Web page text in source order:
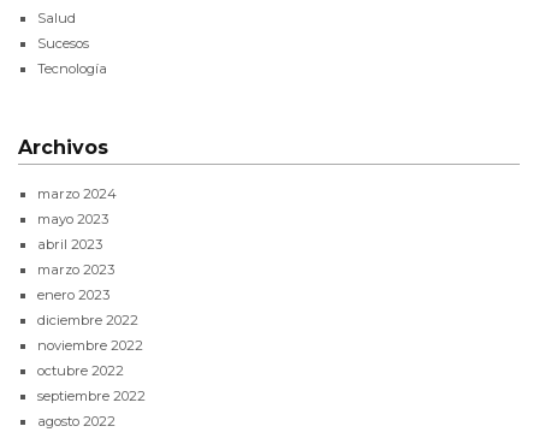
Salud
Sucesos
Tecnología
Archivos
marzo 2024
mayo 2023
abril 2023
marzo 2023
enero 2023
diciembre 2022
noviembre 2022
octubre 2022
septiembre 2022
agosto 2022